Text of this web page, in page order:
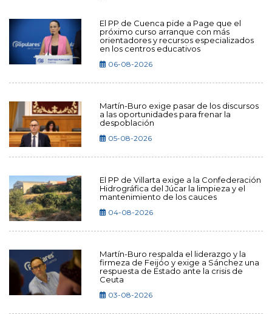
El PP de Cuenca pide a Page que el
próximo curso arranque con más
orientadores y recursos especializados
en los centros educativos
06-08-2026
Martín-Buro exige pasar de los discursos
a las oportunidades para frenar la
despoblación
05-08-2026
El PP de Villarta exige a la Confederación
Hidrográfica del Júcar la limpieza y el
mantenimiento de los cauces
04-08-2026
Martín-Buro respalda el liderazgo y la
firmeza de Feijóo y exige a Sánchez una
respuesta de Estado ante la crisis de
Ceuta
03-08-2026